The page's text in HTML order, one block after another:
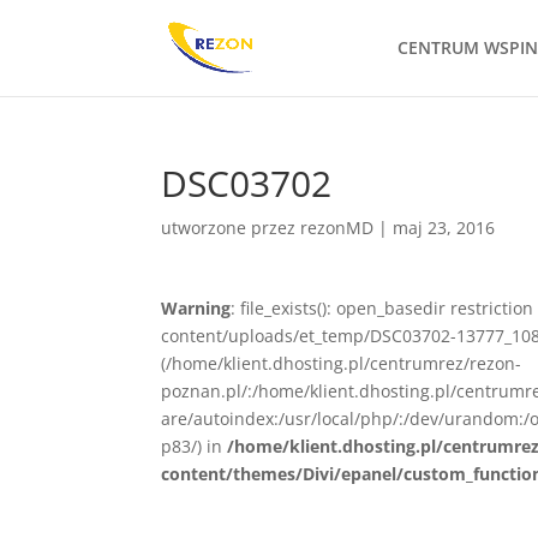
CENTRUM
DSC03702
utworzone przez rezonMD | maj 23, 2016
Warning: file_exists(): open_basedir
content/uploads/et_temp/DSC03702-
(/home/klient.dhosting.pl/centrumrez/rezon-
poznan.pl/:/home/klient.dhosting.pl/
are/autoindex:/usr/local/php/:/dev/
p83/) in/home/klient.dhosting.pl/
content/themes/Divi/epanel/